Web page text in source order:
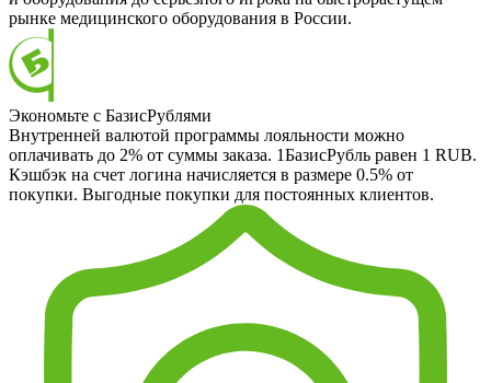
рынке медицинского оборудования в России.
Экономьте с БазисРублями
Внутренней валютой программы лояльности можно
оплачивать до 2% от суммы заказа. 1БазисРубль равен 1 RUB.
Кэшбэк на счет логина начисляется в размере 0.5% от
покупки. Выгодные покупки для постоянных клиентов.